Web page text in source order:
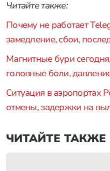
Читайте также:
Почему не работает
замедление, сбои,
Магнитные бури сегодня,
головные боли,
Ситуация в аэропортах
отмены, задержки на
ЧИТАЙТЕ ТАКЖЕ